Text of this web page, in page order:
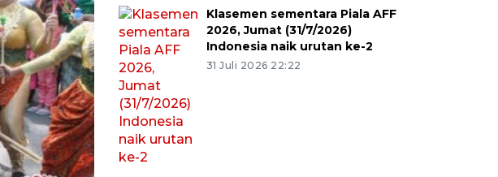
Klasemen sementara Piala AFF
2026, Jumat (31/7/2026)
Indonesia naik urutan ke-2
31 Juli 2026 22:22